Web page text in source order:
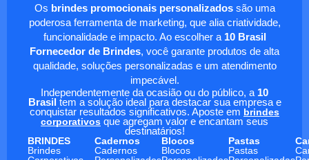
Os brindes promocionais personalizadossão uma
poderosa ferramenta de marketing, que alia criatividade,
funcionalidade e impacto. Ao escolher a 10 Brasil
Fornecedor de Brindes, você garante produtos de alta
qualidade, soluções personalizadas e um atendimento
impecável.
Independentemente da ocasião ou do público, a 10
Brasil tem a solução ideal para destacar sua empresa e
conquistar resultados significativos. Aposte em brindes
corporativos que agregam valor e encantam seus
destinatários!
BRINDES
Cadernos Blocos Pastas
Brindes
Cadernos
Blocos
Pastas